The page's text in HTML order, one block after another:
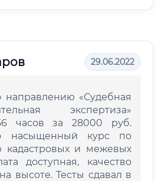
29.06.2022
направлению «Судебная
экспертиза»
часов за 28000 руб.
насыщенный курс по
кадастровых и межевых
доступная, качество
высоте. Тесты сдавал в